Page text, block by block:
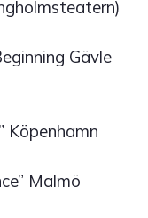
Gävle
Köpenhamn
Malmö